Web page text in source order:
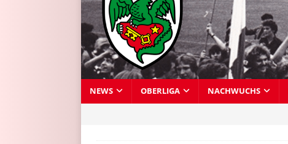
NEWS OBERLIGA NACHWUCHS